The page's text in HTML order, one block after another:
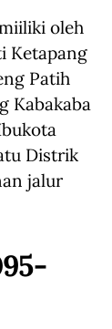
oleh
Ketapang
Patih
Kabakaba
Distrik
jalur